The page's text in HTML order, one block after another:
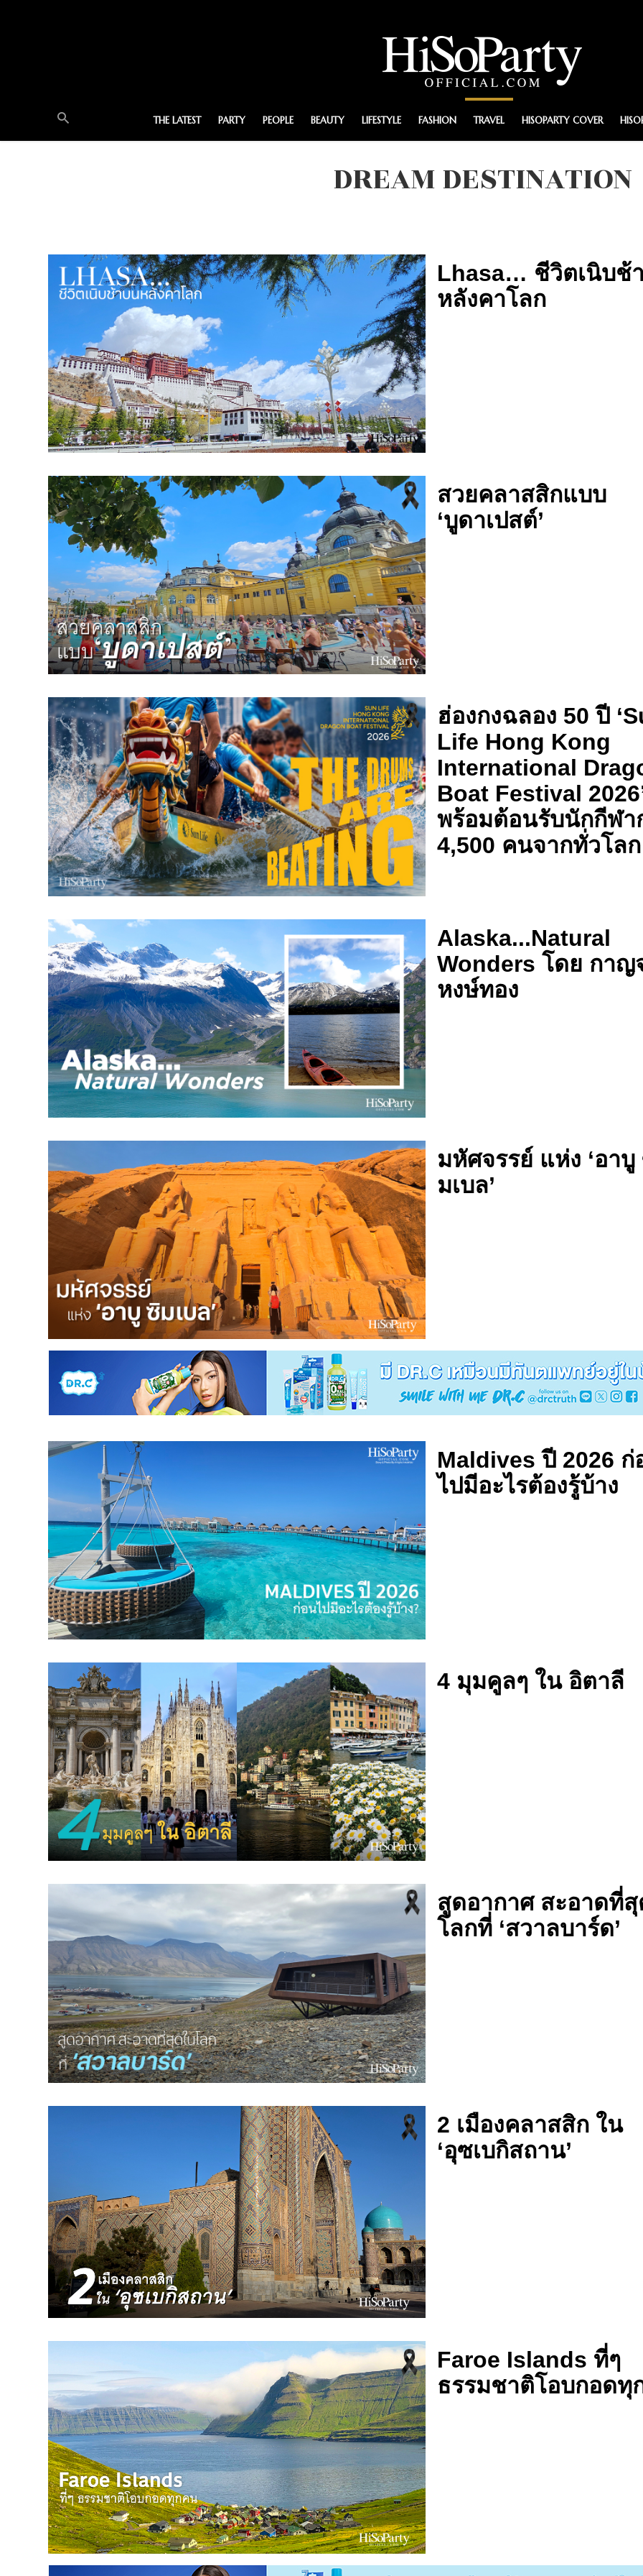
THE LATEST PARTY PEOPLE BEAUTY LIFESTYLE FASHION TRAVEL HISOPARTY COVER
DREAM DESTINATION
Lhasa… ชีวิตเนิบช้
หลังคาโลก
สวยคลาสสิกแบบ
‘บูดาเปสต์’
ฮ่องกงฉลอง 50 ปี
Life Hong Kong
International
Boat Festival
พร้อมต้อนรับนักกีฬา
4,500 คนจากทั่วโลก
Alaska...Natural
Wonders โดย กาญ
หงษ์ทอง
มหัศจรรย์ แห่ง ‘อาบู
มเบล’
Maldives ปี 2026 ก่
ไปมีอะไรต้องรู้บ้าง
4 มุมคูลๆ ใน อิตาลี
สูดอากาศ สะอาดที่
โลกที่ ‘สวาลบาร์ด’
2 เมืองคลาสสิก ใน
‘อุซเบกิสถาน’
Faroe Islands ที่ๆ
ธรรมชาติโอบกอดทุ